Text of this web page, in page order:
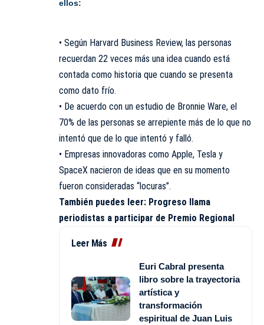
ellos:
• Según Harvard Business Review, las personas
recuerdan 22 veces más una idea cuando está
contada como historia que cuando se presenta
como dato frío.
• De acuerdo con un estudio de Bronnie Ware, el
70% de las personas se arrepiente más de lo que no
intentó que de lo que intentó y falló.
• Empresas innovadoras como Apple, Tesla y
SpaceX nacieron de ideas que en su momento
fueron consideradas “locuras”.
También puedes leer: Progreso llama
periodistas a participar de Premio Regional
Leer Más
Euri Cabral presenta
libro sobre la trayectoria
artística y
transformación
espiritual de Juan Luis